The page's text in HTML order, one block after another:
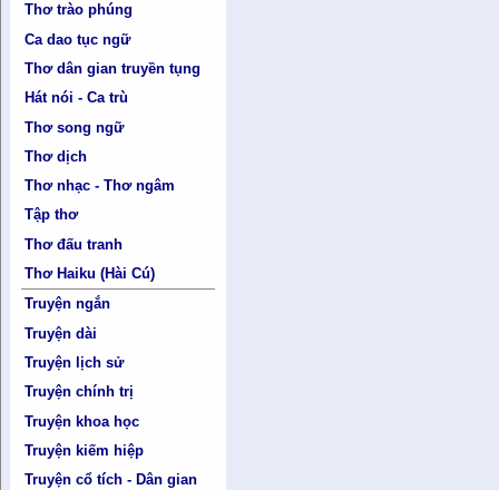
Thơ trào phúng
Ca dao tục ngữ
Thơ dân gian truyền tụng
Hát nói - Ca trù
Thơ song ngữ
Thơ dịch
Thơ nhạc - Thơ ngâm
Tập thơ
Thơ đấu tranh
Thơ Haiku (Hài Cú)
Truyện ngắn
Truyện dài
Truyện lịch sử
Truyện chính trị
Truyện khoa học
Truyện kiếm hiệp
Truyện cổ tích - Dân gian